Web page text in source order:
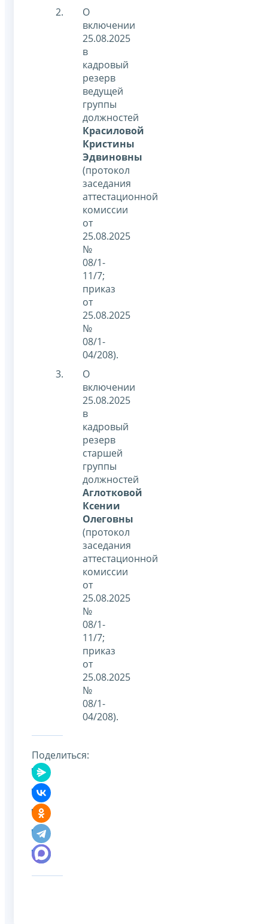
О
включении
25.08.2025
в
кадровый
резерв
ведущей
группы
должностей
Красиловой
Кристины
Эдвиновны
(протокол
заседания
аттестационной
комиссии
от
25.08.2025
№
08/1-
11/7;
приказ
от
25.08.2025
№
08/1-
04/208).
О
включении
25.08.2025
в
кадровый
резерв
старшей
группы
должностей
Аглотковой
Ксении
Олеговны
(протокол
заседания
аттестационной
комиссии
от
25.08.2025
№
08/1-
11/7;
приказ
от
25.08.2025
№
08/1-
04/208).
Поделиться: